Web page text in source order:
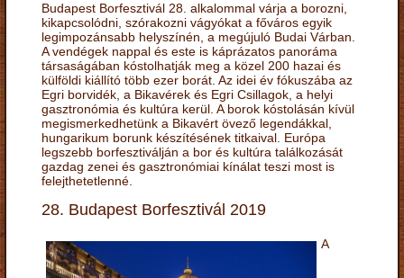
Budapest Borfesztivál 28. alkalommal várja a borozni,
kikapcsolódni, szórakozni vágyókat a főváros egyik
legimpozánsabb helyszínén, a megújuló Budai Várban.
A vendégek nappal és este is káprázatos panoráma
társaságában kóstolhatják meg a közel 200 hazai és
külföldi kiállító több ezer borát. Az idei év fókuszába az
Egri borvidék, a Bikavérek és Egri Csillagok, a helyi
gasztronómia és kultúra kerül. A borok kóstolásán kívül
megismerkedhetünk a Bikavért övező legendákkal,
hungarikum borunk készítésének titkaival. Európa
legszebb borfesztiválján a bor és kultúra találkozását
gazdag zenei és gasztronómiai kínálat teszi most is
felejthetetlenné.
28. Budapest Borfesztivál 2019
A